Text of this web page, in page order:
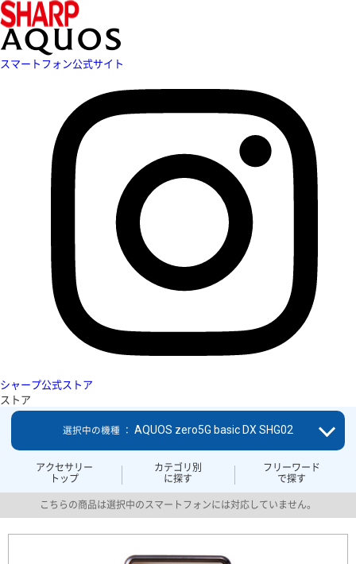
スマートフォン公式サイト
シャープ公式ストア
ストア
アクセサリー
トップ
カテゴリ別
に探す
フリーワード
で探す
選択中の機種 ： AQUOS zero5G basic DX SHG02
こちらの商品は選択中のスマートフォンには対応していません。